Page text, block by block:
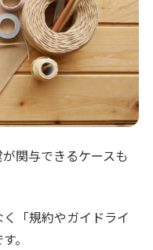
関与できるケースも
「規約やガイドライ
。